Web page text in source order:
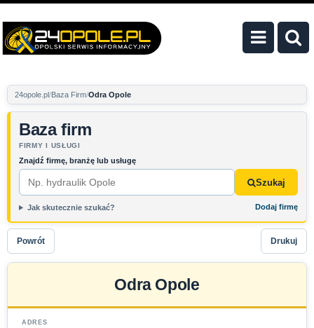
24opole.pl Baza Firm Odra Opole
Baza firm
FIRMY I USŁUGI
Znajdź firmę, branżę lub usługę
Szukaj
Jak skutecznie szukać? Dodaj firmę
Powrót Drukuj
Odra Opole
ADRES